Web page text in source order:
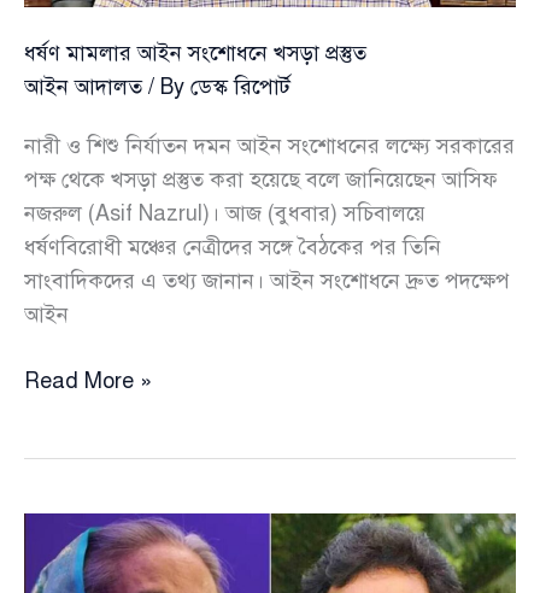
ধর্ষণ মামলার আইন সংশোধনে খসড়া প্রস্তুত
আইন আদালত/ By ডেস্ক রিপোর্ট
নারী ও শিশু নির্যাতন দমন আইন সংশোধনের লক্ষ্যে সরকারের
পক্ষ থেকে খসড়া প্রস্তুত করা হয়েছে বলে জানিয়েছেন আসিফ
নজরুল (Asif Nazrul)। আজ (বুধবার) সচিবালয়ে
ধর্ষণবিরোধী মঞ্চের নেত্রীদের সঙ্গে বৈঠকের পর তিনি
সাংবাদিকদের এ তথ্য জানান। আইন সংশোধনে দ্রুত পদক্ষেপ
আইন
ধর্ষণ
খসড়া
প্রস্তুত
Read More »